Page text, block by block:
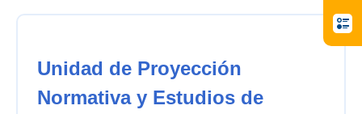
Unidad de Proyección
Normativa y Estudios de